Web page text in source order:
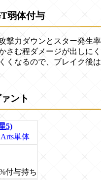
弱体付与
撃力ダウンとスター発生率
さむ程ダメージが出しにく
くなるので、ブレイク後は
ント
5)
Arts単体
付与持ち